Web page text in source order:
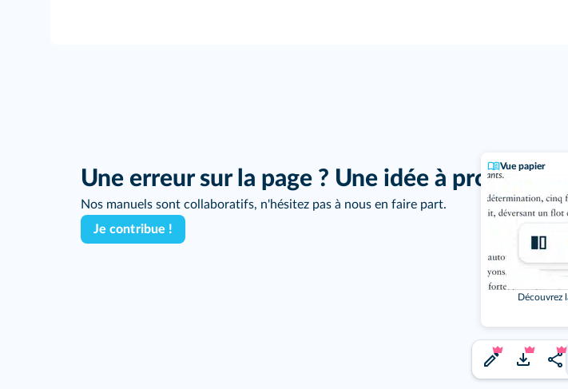
Vue papier
Découvrez
Une erreur sur la page ? Une idée à proposer ?
Nos manuels sont collaboratifs, n'hésitez pas à nous en faire part.
Je contribue !